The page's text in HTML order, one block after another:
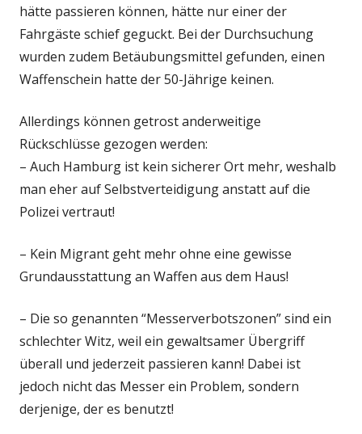
hätte passieren können, hätte nur einer der
Fahrgäste schief geguckt. Bei der Durchsuchung
wurden zudem Betäubungsmittel gefunden, einen
Waffenschein hatte der 50-Jährige keinen.
Allerdings können getrost anderweitige
Rückschlüsse gezogen werden:
– Auch Hamburg ist kein sicherer Ort mehr, weshalb
man eher auf Selbstverteidigung anstatt auf die
Polizei vertraut!
– Kein Migrant geht mehr ohne eine gewisse
Grundausstattung an Waffen aus dem Haus!
– Die so genannten “Messerverbotszonen” sind ein
schlechter Witz, weil ein gewaltsamer Übergriff
überall und jederzeit passieren kann! Dabei ist
jedoch nicht das Messer ein Problem, sondern
derjenige, der es benutzt!